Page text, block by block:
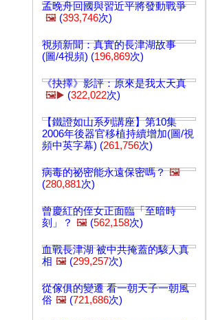
孟晚舟回國與習近平將發動戰爭
🖼️ (393,746次)
視頻新聞：真實的長津湖故事
(圖/4視頻) (196,869次)
《抉擇》影評：原來是我太天真
🖼️▶️ (322,022次)
【鐵證如山系列講座】第10集
2006年後器官移植持續增加(圖/視
頻中英字幕) (261,756次)
病毒的祕密能永遠保密嗎？ 🖼️
(280,881次)
曾慶紅的侄女正面臨「至暗時
刻」？ 🖼️ (562,158次)
血戰長津湖 被中共掩蓋的駭人真
相 🖼️ (299,257次)
從傢俱的變遷 看一朝天子一朝風
俗 🖼️ (721,686次)